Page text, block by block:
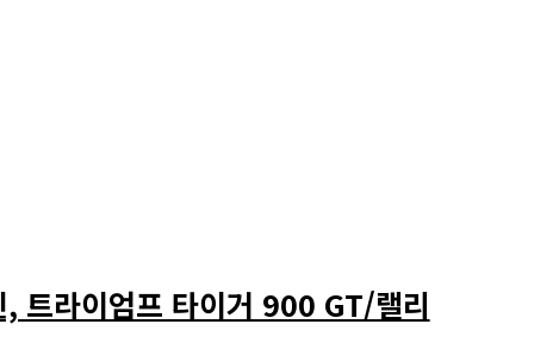
트라이엄프 타이거 900 GT/랠리